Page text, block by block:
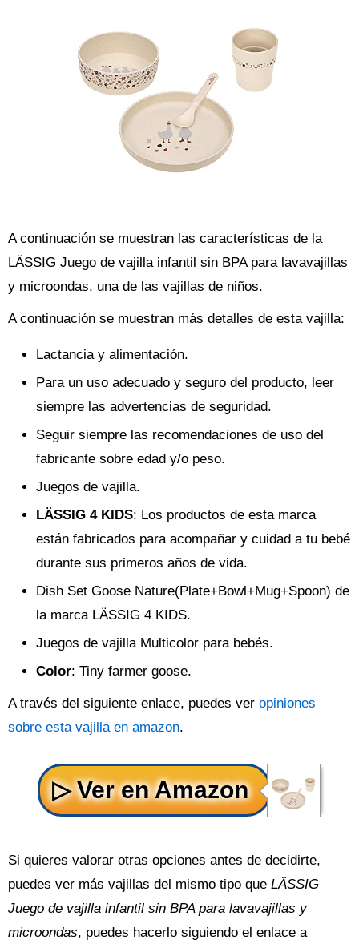
A continuación se muestran las características de la
LÄSSIG Juego de vajilla infantil sin BPA para lavavajillas
y microondas, una de las vajillas de niños.
A continuación se muestran más detalles de esta vajilla:
Lactancia y alimentación.
Para un uso adecuado y seguro del producto, leer
siempre las advertencias de seguridad.
Seguir siempre las recomendaciones de uso del
fabricante sobre edad y/o peso.
Juegos de vajilla.
LÄSSIG 4 KIDS: Los productos de esta marca
están fabricados para acompañar y cuidad a tu bebé
durante sus primeros años de vida.
Dish Set Goose Nature(Plate+Bowl+Mug+Spoon) de
la marca LÄSSIG 4 KIDS.
Juegos de vajilla Multicolor para bebés.
Color: Tiny farmer goose.
A través del siguiente enlace, puedes ver opiniones
sobre esta vajilla en amazon.
Si quieres valorar otras opciones antes de decidirte,
puedes ver más vajillas del mismo tipo que LÄSSIG
Juego de vajilla infantil sin BPA para lavavajillas y
microondas, puedes hacerlo siguiendo el enlace a